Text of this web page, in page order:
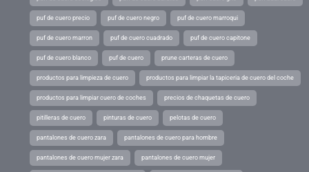
puf de cuero precio puf de cuero negro puf de cuero marroqui
puf de cuero marron puf de cuero cuadrado puf de cuero capitone
puf de cuero blanco puf de cuero prune carteras de cuero
productos para limpieza de cuero productos para limpiar la tapiceria de cuero del coche
productos para limpiar cuero de coches precios de chaquetas de cuero
pitilleras de cuero pinturas de cuero pelotas de cuero
pantalones de cuero zara pantalones de cuero para hombre
pantalones de cuero mujer zara pantalones de cuero mujer